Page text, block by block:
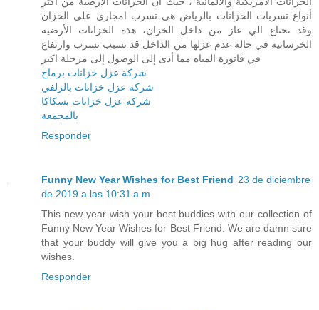
أنواع تسربات الخزانات بالرياض هي تسرب امجاري علي الخزان
وقد تحتاع الي عاز من داخل الخزان، هذه الخزانات الأرضية
الخرسانيه في حالة عدم عزلها من الداخل قد تسبب تسرب وارتفاع
في فاتورة المياه مما أدى إلى الوصول إلى مرحلة اكبر
شركة عزل خزانات برماح
شركة عزل خزانات بالزلفي
شركة عزل خزانات بسكاكا
بالمجمعة
Responder
Funny New Year Wishes for Best Friend 23 de diciembre
de 2019 a las 10:31 a.m.
This new year wish your best buddies with our collection of
Funny New Year Wishes for Best Friend. We are damn sure
that your buddy will give you a big hug after reading our
wishes.
Responder